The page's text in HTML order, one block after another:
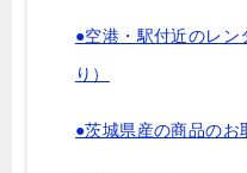
●空港・駅付近のレン
り）
●茨城県産の商品のお